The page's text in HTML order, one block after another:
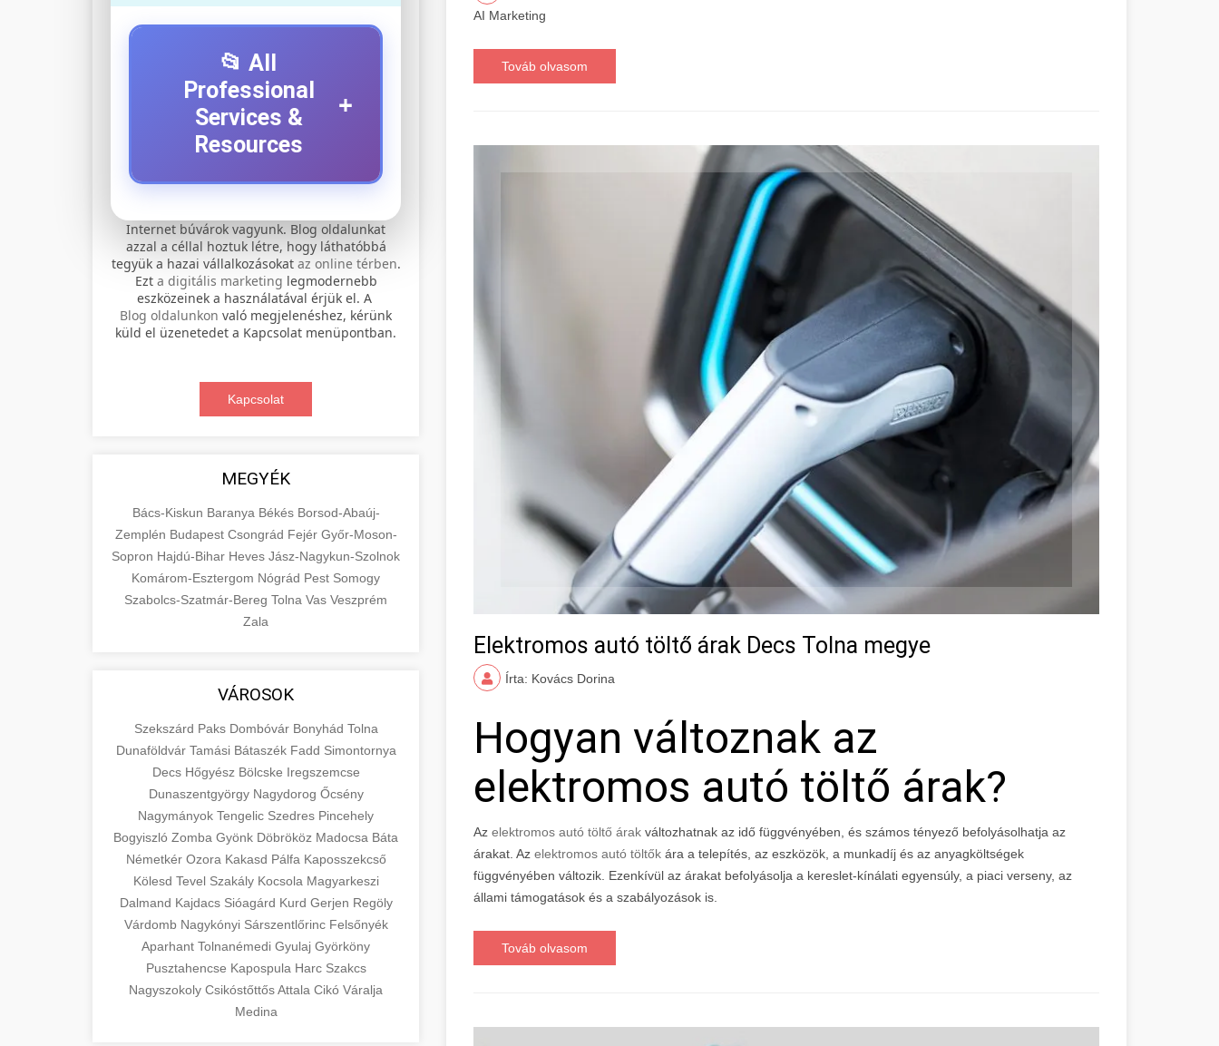
📂 All
Professional
Services &
Resources
+
roller szervíz
+
Professional electric scooter repair and
maintenance services. Expert
technicians provide quality service for
all major brands and models.
scooter repair shop
📊 2. online marketing
ügynökség
+
services including SEO, social media
management, and digital advertising.
aimarketingugynokseg.hu
digital agency services
🛴 3. legjobb elektromos
market. Compare top models, features,
and prices to make an informed
purchase decision.
View Top Models
e-scooter reviews
High-quality backlink acquisition
services to boost your website's
authority and search engine rankings.
White-hat techniques only.
quality backlink service
📦 5. termékek és
szolgáltatások
+
services in economics and business.
Learn about product types and service
categories.
en.wikipedia.org
economic concepts
🚀 8. seo ügynökség +
Expert search engine optimization
services to improve your website's
visibility and organic traffic. Technical
SEO, content optimization, and more.
onlinemarketing101.biz
search optimization experts
💎 9. mellplasztika +
Professional breast augmentation
services with experienced surgeons.
Learn about procedures, recovery, and
consultation options for cosmetic
enhancement.
szeptest.com
cosmetic breast surgery
✨ 10. hasplasztika +
Expert tummy tuck procedures to
achieve a flatter, more toned
abdomen. Consultation with certified
plastic surgeons and comprehensive
aftercare.
👁️ szemhejplasztika +
Professional blepharoplasty
procedures to refresh your
Internet búvárok vagyunk. Blog oldalunkat
azzal a céllal hoztuk létre, hogy láthatóbbá
tegyük a hazai vállalkozásokat az online térben.
Ezt a digitális marketing legmodernebb
eszközeinek a használatával érjük el. A
Blog oldalunkon való megjelenéshez, kérünk
küld el üzenetedet a Kapcsolat menüpontban.
Kapcsolat
MEGYÉK
Bács-Kiskun Baranya Békés Borsod-Abaúj-
Zemplén Budapest Csongrád Fejér Győr-Moson-
Sopron Hajdú-Bihar Heves Jász-Nagykun-Szolnok
Komárom-Esztergom Nógrád Pest Somogy
Szabolcs-Szatmár-Bereg Tolna Vas Veszprém
Zala
VÁROSOK
Szekszárd Paks Dombóvár Bonyhád Tolna
Dunaföldvár Tamási Bátaszék Fadd Simontornya
Decs Hőgyész Bölcske Iregszemcse
Dunaszentgyörgy Nagydorog Őcsény
Nagymányok Tengelic Szedres Pincehely
Bogyiszló Zomba Gyönk Döbrököz Madocsa Báta
Németkér Ozora Kakasd Pálfa Kaposszekcső
Kölesd Tevel Szakály Kocsola Magyarkeszi
Dalmand Kajdacs Sióagárd Kurd Gerjen Regöly
Várdomb Nagykónyi Sárszentlőrinc Felsőnyék
Aparhant Tolnanémedi Gyulaj Györköny
Pusztahencse Kapospula Harc Szakcs
Nagyszokoly CsikóstőttősAttala Cikó Váralja
Medina
AI Marketing
Továb olvasom
Elektromos autó töltő árak Decs Tolna megye
Írta: Kovács Dorina
Hogyan változnak az
elektromos autó töltő árak?
Az elektromos autó töltő árak változhatnak az idő függvényében, és számos tényező befolyásolhatja az
árakat. Az elektromos autó töltők ára a telepítés, az eszközök, a munkadíj és az anyagköltségek
függvényében változik. Ezenkívül az árakat befolyásolja a kereslet-kínálati egyensúly, a piaci verseny, az
állami támogatások és a szabályozások is.
Továb olvasom